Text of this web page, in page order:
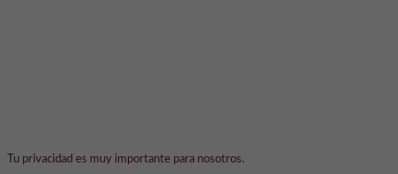
Tu privacidad es muy importante para nosotros.